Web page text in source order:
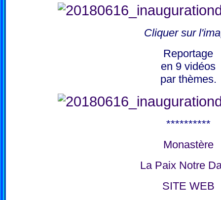
Cliquer sur
Reportage
en 9 vidéos
par thèmes.
**********
Monastère
La Paix Notre
SITE WEB